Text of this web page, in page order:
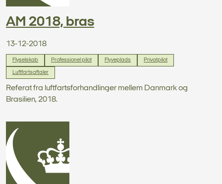
AM 2018, bras
13-12-2018
Flyselskab Professionel pilot Flyveplads Privatpilot
Luftfartsaftaler
Referat fra luftfartsforhandlinger mellem Danmark og
Brasilien, 2018.